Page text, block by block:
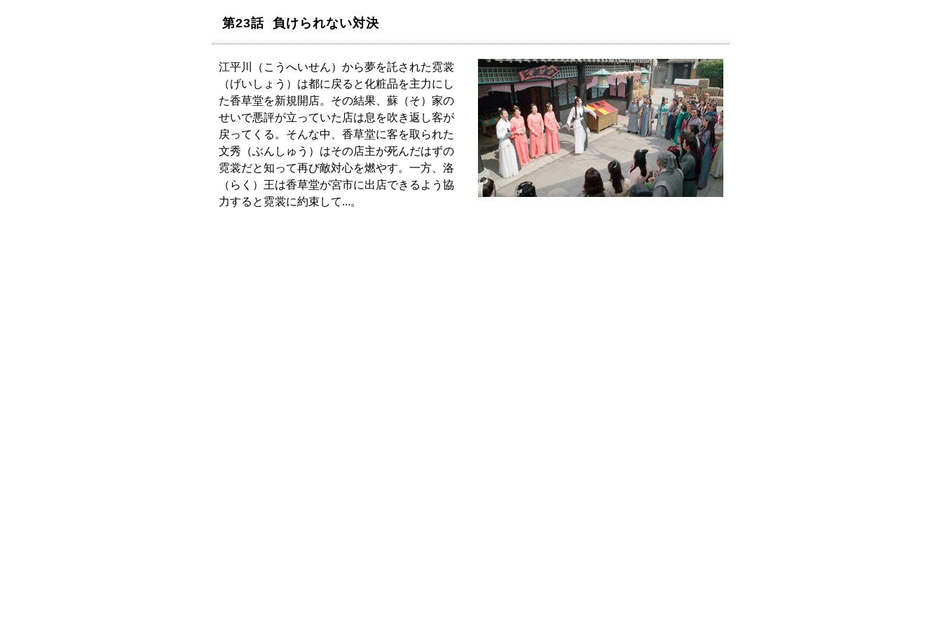
第23話 負けられない対決
江平川（こうへいせん）から夢を託された霓裳
（げいしょう）は都に戻ると化粧品を主力にし
た香草堂を新規開店。その結果、蘇（そ）家の
せいで悪評が立っていた店は息を吹き返し客が
戻ってくる。そんな中、香草堂に客を取られた
文秀（ぶんしゅう）はその店主が死んだはずの
霓裳だと知って再び敵対心を燃やす。一方、洛
（らく）王は香草堂が宮市に出店できるよう協
力すると霓裳に約束して...。